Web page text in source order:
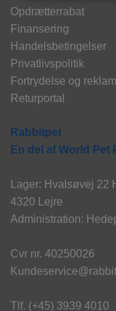
Opdrætterrabat
Finansering
Handelsbetingelser
Privatlivspolitik
Fortrydelse og
Returportal
Rabbitpet
En del af World Pet
Lager: Hvalsøvej 22
4320 Lejre
Administration:
Cvr nr. 40250026
Tlf. (+45) 3939 4010